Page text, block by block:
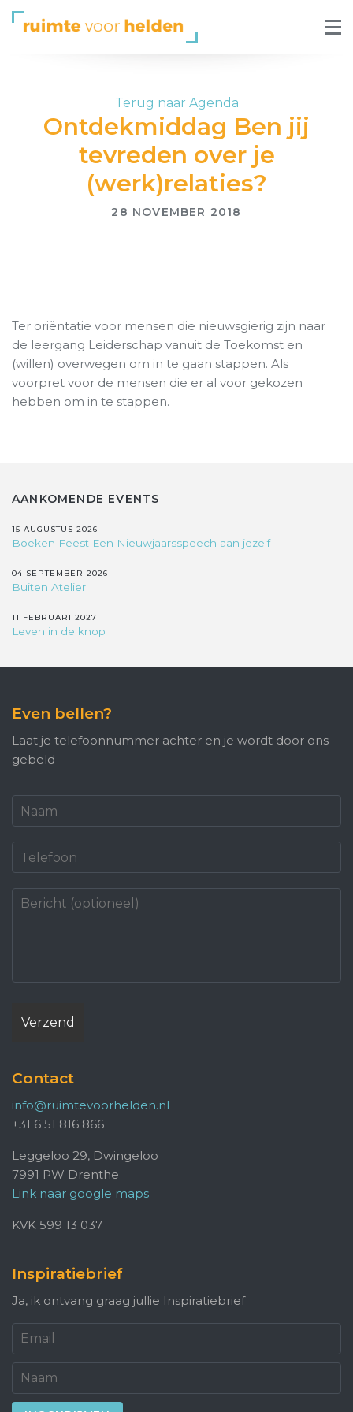
Terug naar Agenda
Ontdekmiddag Ben jij
tevreden over je
(werk)relaties?
28 NOVEMBER 2018
Ter oriëntatie voor mensen die nieuwsgierig zijn naar
de leergang Leiderschap vanuit de Toekomst en
(willen) overwegen om in te gaan stappen. Als
voorpret voor de mensen die er al voor gekozen
hebben om in te stappen.
AANKOMENDE EVENTS
15 AUGUSTUS 2026
Boeken Feest Een Nieuwjaarsspeech aan jezelf
04 SEPTEMBER 2026
Buiten Atelier
11 FEBRUARI 2027
Leven in de knop
Even bellen?
Laat je telefoonnummer achter en je wordt door ons
gebeld
Contact
info@ruimtevoorhelden.nl
+31 6 51 816 866
Leggeloo 29, Dwingeloo
7991 PW Drenthe
Link naar google maps
KVK 599 13 037
Inspiratiebrief
Ja, ik ontvang graag jullie Inspiratiebrief